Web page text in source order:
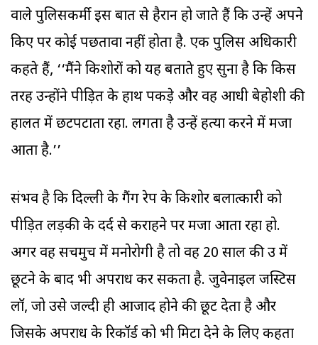
वाले पुलिसकर्मी इस बात से हैरान हो जाते हैं कि उन्हें अपने
किए पर कोई पछतावा नहीं होता है. एक पुलिस अधिकारी
कहते हैं, ‘‘मैंने किशोरों को यह बताते हुए सुना है कि किस
तरह उन्होंने पीड़ित के हाथ पकड़े और वह आधी बेहोशी की
हालत में छटपटाता रहा. लगता है उन्हें हत्या करने में मजा
आता है.’’
संभव है कि दिल्ली के गैंग रेप के किशोर बलात्कारी को
पीड़ित लड़की के दर्द से कराहने पर मजा आता रहा हो.
अगर वह सचमुच में मनोरोगी है तो वह 20 साल की उम्र में
छूटने के बाद भी अपराध कर सकता है. जुवेनाइल जस्टिस
लॉ, जो उसे जल्दी ही आजाद होने की छूट देता है और
जिसके अपराध के रिकॉर्ड को भी मिटा देने के लिए कहता